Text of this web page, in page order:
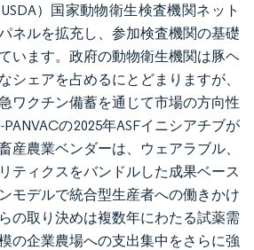
）国家動物衛生検査機関ネット
ネルを拡充し、参加検査機関の基礎
います。政府の動物衛生機関は豚ヘ
シェアを占めるにとどまりますが、
ワクチン備蓄を通じて市場の方向性
の2025年ASFイニシアチブが
産農業ベンダーは、ウェアラブル、
ティクスをバンドルした成果ベース
モデルで統合型生産者への働きかけ
の取り決めは複数年にわたる試薬需
の企業農場への支出集中をさらに強